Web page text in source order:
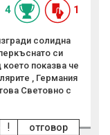
4 1
солидна
си
показва че
, Германия
Световно с
отговор
!